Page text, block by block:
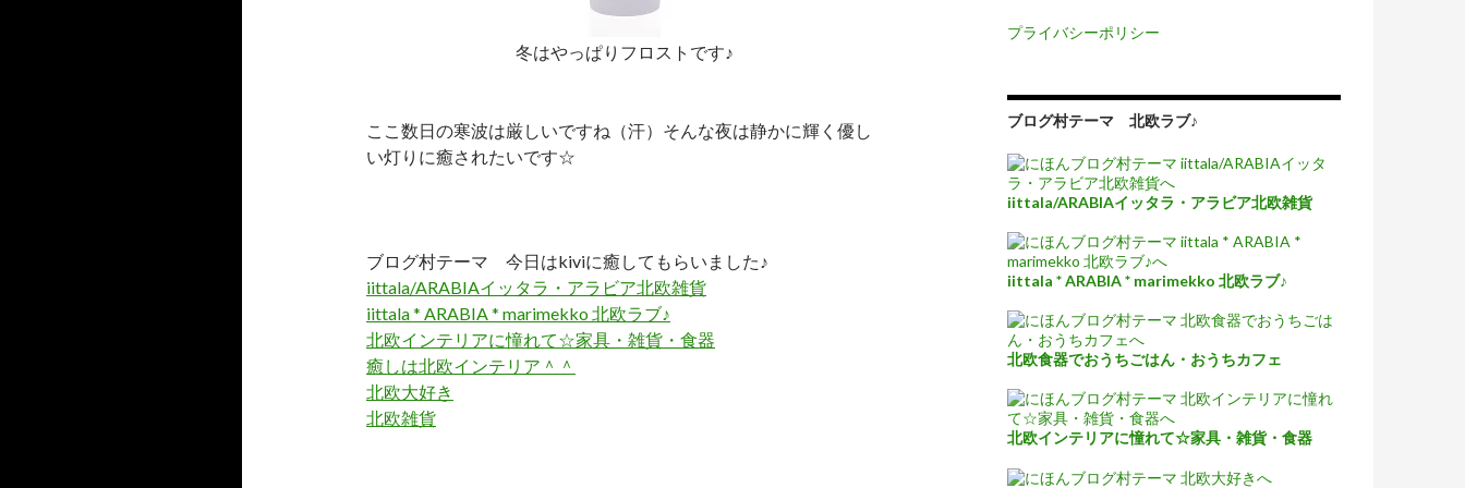
冬はやっぱりフロストです♪
ここ数日の寒波は厳しいですね（汗）そんな夜は静かに輝く優し
い灯りに癒されたいです☆
ブログ村テーマ 今日はkiviに癒してもらいました♪
iittala/ARABIAイッタラ・アラビア北欧雑貨
iittala * ARABIA * marimekko 北欧ラブ♪
北欧インテリアに憧れて☆家具・雑貨・食器
癒しは北欧インテリア＾＾
北欧大好き
北欧雑貨
プライバシーポリシー
ブログ村テーマ 北欧ラブ♪
iittala/ARABIAイッタラ・アラビア北欧雑貨
iittala * ARABIA * marimekko 北欧ラブ♪
北欧食器でおうちごはん・おうちカフェ
北欧インテリアに憧れて☆家具・雑貨・食器